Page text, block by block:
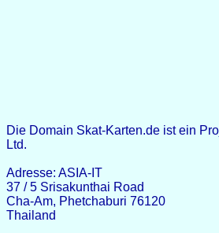
Die Domain Skat-Karten.de ist ein
Ltd.
Adresse: ASIA-IT
37 / 5 Srisakunthai Road
Cha-Am, Phetchaburi 76120
Thailand